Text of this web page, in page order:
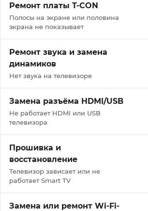
Ремонт платы T-CON
Полосы на экране или половина
экрана не показывает
Ремонт звука и замена
динамиков
Нет звука на телевизоре
Замена разъёма HDMI/USB
Не работает HDMI или USB
телевизора
Прошивка и
восстановление
Телевизор зависает или не
работает Smart TV
Замена или ремонт Wi‑Fi-